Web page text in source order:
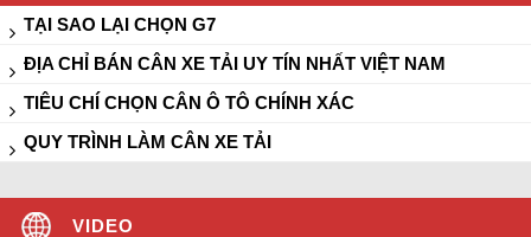
TẠI SAO LẠI CHỌN G7
ĐỊA CHỈ BÁN CÂN XE TẢI UY TÍN NHẤT VIỆT NAM
TIÊU CHÍ CHỌN CÂN Ô TÔ CHÍNH XÁC
QUY TRÌNH LÀM CÂN XE TẢI
VIDEO